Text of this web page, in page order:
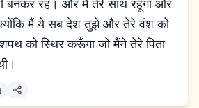
बनकर रह। और मैं तेरे साथ रहूँगा और
मैं ये सब देश तुझे और तेरे वंश को
को स्थिर करूँगा जो मैंने तेरे पिता